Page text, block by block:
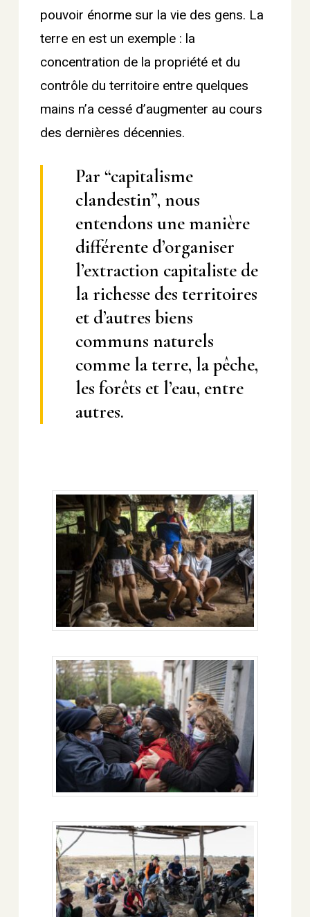
pouvoir énorme sur la vie des gens. La
terre en est un exemple : la
concentration de la propriété et du
contrôle du territoire entre quelques
mains n’a cessé d’augmenter au cours
des dernières décennies.
Par “capitalisme
clandestin”, nous
entendons une manière
différente d’organiser
l’extraction capitaliste de
la richesse des territoires
et d’autres biens
communs naturels
comme la terre, la pêche,
les forêts et l’eau, entre
autres.